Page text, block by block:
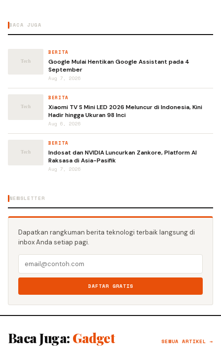
BACA JUGA
BERITA
Google Mulai Hentikan Google Assistant pada 4
September
Aug 7, 2026
BERITA
Xiaomi TV S Mini LED 2026 Meluncur di Indonesia, Kini
Hadir hingga Ukuran 98 Inci
Aug 6, 2026
BERITA
Indosat dan NVIDIA Luncurkan Zankore, Platform AI
Raksasa di Asia-Pasifik
Aug 7, 2026
NEWSLETTER
Dapatkan rangkuman berita teknologi terbaik langsung di
inbox Anda setiap pagi.
DAFTAR GRATIS
Baca Juga: Gadget SEMUA ARTIKEL →